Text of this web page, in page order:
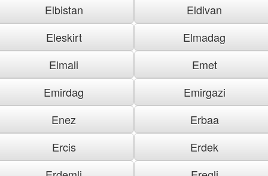
Elbistan
Eldivan
Eleskirt
Elmadag
Elmali
Emet
Emirdag
Emirgazi
Enez
Erbaa
Ercis
Erdek